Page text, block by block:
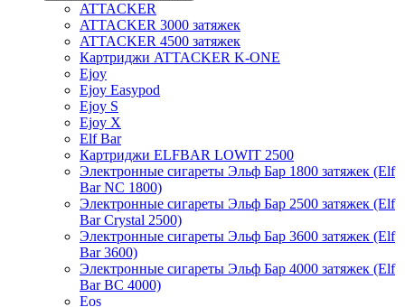
ATTACKER
ATTACKER 3000 затяжек
ATTACKER 4500 затяжек
Картриджи ATTACKER K-ONE
Ejoy
Ejoy Easypod
Ejoy S
Ejoy X
Elf Bar
Картриджи ELFBAR LOWIT 2500
Электронные сигареты Эльф Бар 1800 затяжек (Elf
Bar NC 1800)
Электронные сигареты Эльф Бар 2500 затяжек (Elf
Bar Crystal 2500)
Электронные сигареты Эльф Бар 3600 затяжек (Elf
Bar 3600)
Электронные сигареты Эльф Бар 4000 затяжек (Elf
Bar BC 4000)
Eos